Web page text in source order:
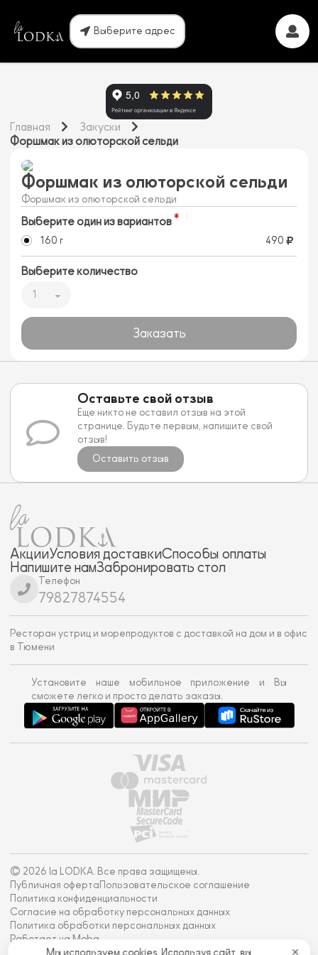
Выберите адрес
Главная
Закуски
Форшмак из олюторской сельди
Форшмак из олюторской сельди
Форшмак из олюторской сельди
Выберите один из вариантов
160 г 490
Выберите количество
1
Заказать
Оставьте свой отзыв
Еще никто не оставил отзыв на этой
странице. Будьте первым, напишите свой
отзыв!
Оставить отзыв
АкцииУсловия доставкиСпособы оплаты
Напишите намЗабронировать стол
Телефон
79827874554
Ресторан устриц и морепродуктов с доставкой на дом и в офис
в Тюмени
Установите наше мобильное приложение и Вы
сможете легко и просто делать заказы.
© 2026 la LODKA. Все права защищены.
Публичная оферта Пользовательское соглашение
Политика конфиденциальности
Согласие на обработку персональных данных
Политика обработки персональных данных
Работает на Moba
Мы используем cookies. Используя сайт, вы
✕